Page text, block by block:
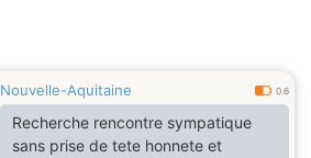
Nouvelle-Aquitaine 0.6
Recherche rencontre sympatique
sans prise de tete honnete et